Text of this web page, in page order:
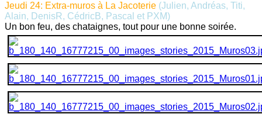
Jeudi 24: Extra-muros à La Jacoterie (Julien, Andréas, Titi,
Alain, DenisR, CédricB, Pascal et PXM)
Un bon feu, des chataignes, tout pour une bonne soirée.